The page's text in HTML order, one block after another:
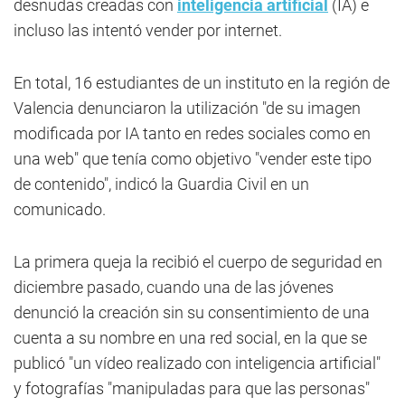
desnudas creadas con inteligencia artificial (IA) e
incluso las intentó vender por internet.
En total, 16 estudiantes de un instituto en la región de
Valencia denunciaron la utilización "de su imagen
modificada por IA tanto en redes sociales como en
una web" que tenía como objetivo "vender este tipo
de contenido", indicó la Guardia Civil en un
comunicado.
La primera queja la recibió el cuerpo de seguridad en
diciembre pasado, cuando una de las jóvenes
denunció la creación sin su consentimiento de una
cuenta a su nombre en una red social, en la que se
publicó "un vídeo realizado con inteligencia artificial"
y fotografías "manipuladas para que las personas"